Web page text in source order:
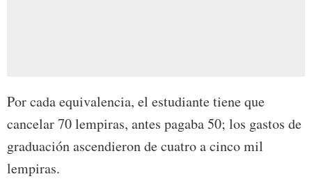
Por cada equivalencia, el estudiante tiene que
cancelar 70 lempiras, antes pagaba 50; los gastos de
graduación ascendieron de cuatro a cinco mil
lempiras.